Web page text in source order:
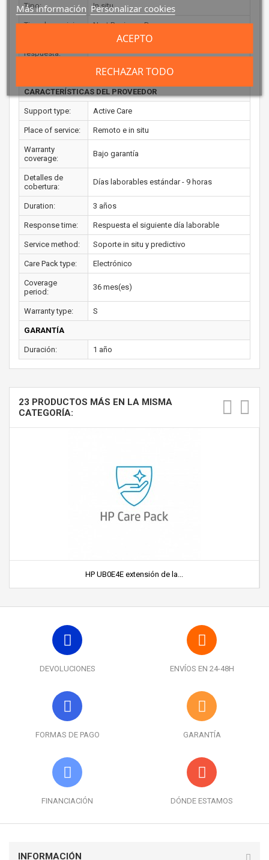
Tipo: In situ
Tipo de servicio: Next Business Day
respuesta:
Si
CARACTERÍSTICAS DEL PROVEEDOR
Support type: Active Care
Place of service: Remoto e in situ
Warranty
coverage:
Bajo garantía
Detalles de
cobertura:
Días laborables estándar - 9 horas
Duration: 3 años
Response time: Respuesta el siguiente día laborable
Service method: Soporte in situ y predictivo
Care Pack type: Electrónico
Coverage
period:
36 mes(es)
Warranty type: S
GARANTÍA
Duración: 1 año
23 PRODUCTOS MÁS EN LA MISMA
CATEGORÍA:
HP UB0E4E extensión de la...
DEVOLUCIONES ENVÍOS EN 24-48H
FORMAS DE PAGO GARANTÍA
FINANCIACIÓN DÓNDE ESTAMOS
INFORMACIÓN
Más información Personalizar cookies
RECHAZAR TODO
ACEPTO